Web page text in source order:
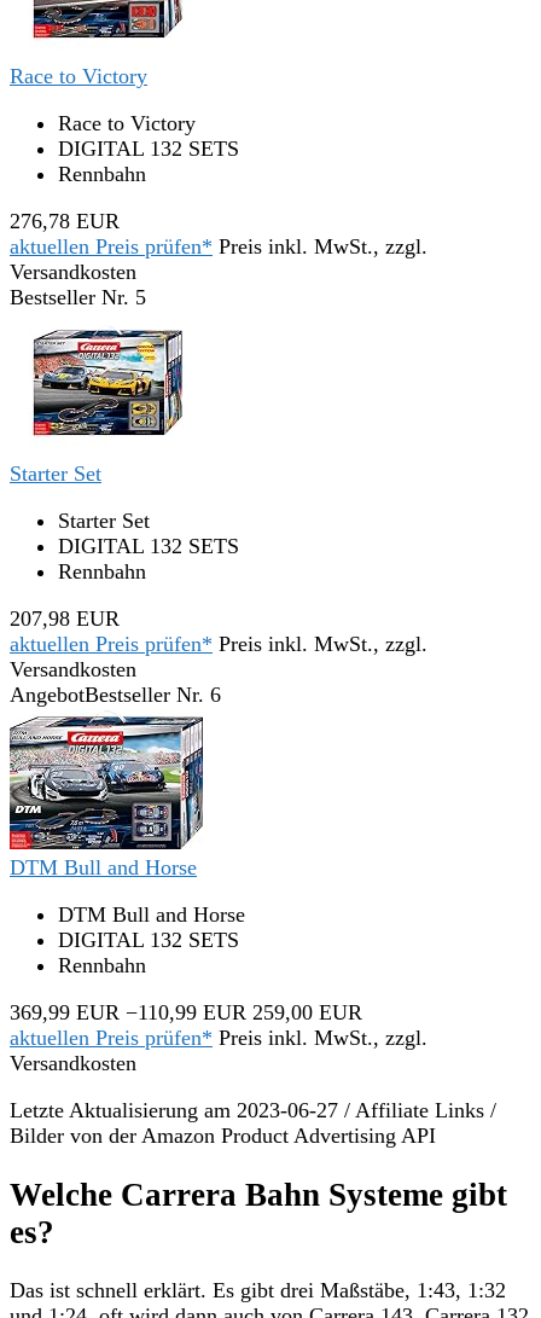
Race to Victory
Race to Victory
DIGITAL 132 SETS
Rennbahn
276,78 EUR
aktuellen Preis prüfen* Preis inkl. MwSt., zzgl.
Versandkosten
Bestseller Nr. 5
Starter Set
Starter Set
DIGITAL 132 SETS
Rennbahn
207,98 EUR
aktuellen Preis prüfen* Preis inkl. MwSt., zzgl.
Versandkosten
AngebotBestseller Nr. 6
DTM Bull and Horse
DTM Bull and Horse
DIGITAL 132 SETS
Rennbahn
369,99 EUR −110,99 EUR 259,00 EUR
aktuellen Preis prüfen* Preis inkl. MwSt., zzgl.
Versandkosten
Letzte Aktualisierung am 2023-06-27 / Affiliate Links /
Bilder von der Amazon Product Advertising API
Welche Carrera Bahn Systeme gibt
es?
Das ist schnell erklärt. Es gibt drei Maßstäbe, 1:43, 1:32